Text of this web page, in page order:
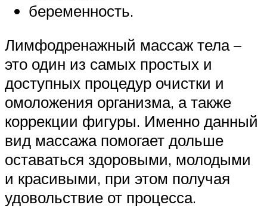
беременность.
Лимфодренажный массаж тела –
это один из самых простых и
доступных процедур очистки и
омоложения организма, а также
коррекции фигуры. Именно данный
вид массажа помогает дольше
оставаться здоровыми, молодыми
и красивыми, при этом получая
удовольствие от процесса.